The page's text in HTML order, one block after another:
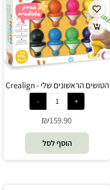
הטושים הראשונים שלי - Crealign
₪159.90
הוסף לסל